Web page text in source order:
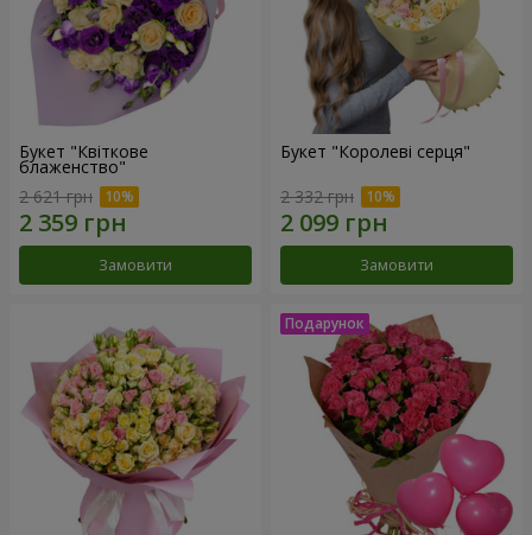
Букет "Квіткове
блаженство"
2 621 грн
Замовити
Букет "Королеві серця"
2 332 грн
Замовити